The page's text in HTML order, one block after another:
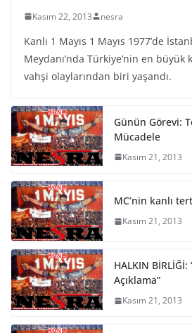
Kasım 22, 2013 nesra
Kanlı 1 Mayıs 1 Mayıs 1977’de
Meydanı’nda Türkiye’nin en
vahşi olaylarından biri yaşandı.
Günün Görevi:
Mücadele
Kasım 21, 2013
MC’nin kanlı
Kasım 21, 2013
HALKIN BİRLİĞİ:
Açıklama”
Kasım 21, 2013